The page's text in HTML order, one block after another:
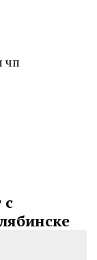
чп
с